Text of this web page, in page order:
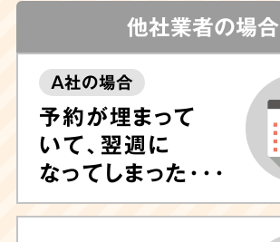
他社業者の場合
A社の場合
予約が埋まって
いて、翌週に
なってしまった･･･